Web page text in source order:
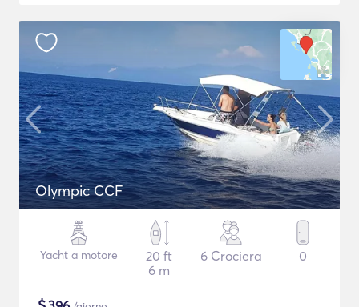
Olympic CCF
Yacht a motore
20 ft
6 m
6 Crociera 0